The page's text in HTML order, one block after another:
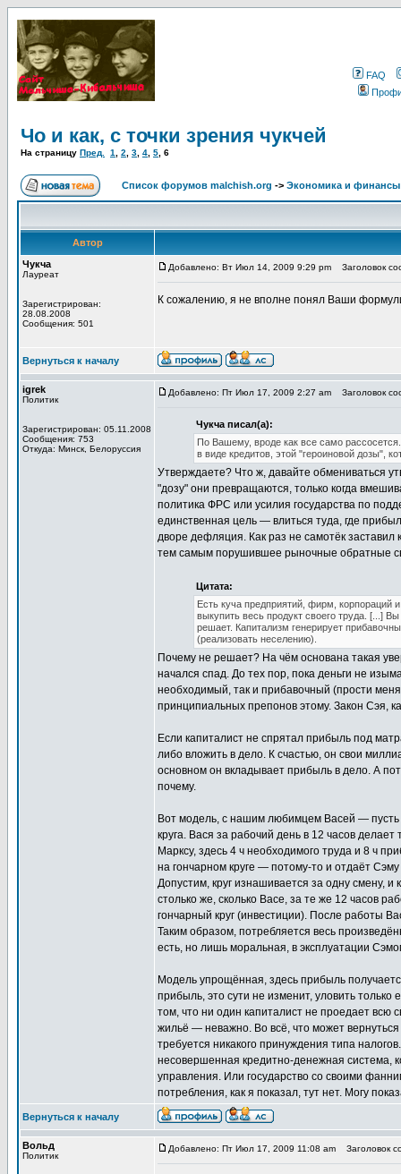
FAQ
Чо и как, с точки зрения чукчей
На страницу Пред. 1 2 3 4 5 6
Список форумов malchish.org -> Экономика и финансы
Автор
Чукча
Лауреат
Зарегистрирован:
28.08.2008
Сообщения: 501
Добавлено: Вт Июл 14, 2009 9:29 pm Заголовок
К сожалению, я не вполне понял Ваши
Вернуться к началу
igrek
Политик
Зарегистрирован: 05.11.2008
Сообщения: 753
Откуда: Минск, Белоруссия
Добавлено: Пт Июл 17, 2009 2:27 am Заголовок
Чукча писал(а):
По Вашему, вроде как все само
в виде кредитов, этой "героиновой дозы",
Утверждаете? Что ж, давайте обмениваться
"дозу" они превращаются, только когда
политика ФРС или усилия государства по
единственная цель — влиться туда, где
дворе дефляция. Как раз не самотёк заставил
тем самым порушившее рыночные обратные
Цитата:
Есть куча предприятий, фирм, корпораций
выкупить весь продукт своего труда. [...]
решает. Капитализм генерирует
(реализовать неселению).
Почему не решает? На чём основана такая
начался спад. До тех пор, пока деньги не
необходимый, так и прибавочный (прости
принципиальных препонов этому. Закон Сэя,
Если капиталист не спрятал прибыль под
либо вложить в дело. К счастью, он свои
основном он вкладывает прибыль в дело. А
почему.
Вот модель, с нашим любимцем Васей — пусть
круга. Вася за рабочий день в 12 часов
Марксу, здесь 4 ч необходимого труда и 8 ч
на гончарном круге — потому-то и отдаёт
Допустим, круг изнашивается за одну смену,
столько же, сколько Васе, за те же 12 часов
гончарный круг (инвестиции). После работы
Таким образом, потребляется весь
есть, но лишь моральная, в эксплуатации
Модель упрощённая, здесь прибыль
прибыль, это сути не изменит, уловить
том, что ни один капиталист не проедает всю
жильё — неважно. Во всё, что может вернуться
требуется никакого принуждения типа
несовершенная кредитно-денежная система,
управления. Или государство со своими
потребления, как я показал, тут нет. Могу
Вернуться к началу
Вольд
Политик
Добавлено: Пт Июл 17, 2009 11:08 am Заголовок